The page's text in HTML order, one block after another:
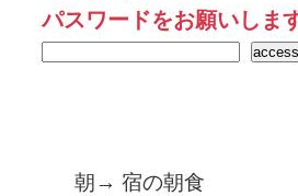
パスワードをお願いしま
朝→ 宿の朝食